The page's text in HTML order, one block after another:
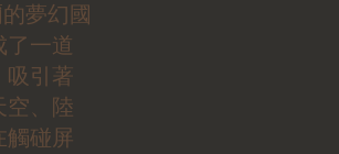
夢幻國
了一道
吸引著
空、陸
觸碰屏